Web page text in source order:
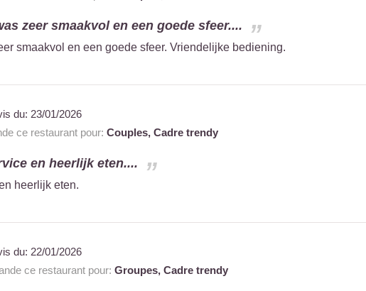
zeer smaakvol en een goede sfeer....
smaakvol en een goede sfeer. Vriendelijke bediening.
du: 23/01/2026
ce restaurant pour: Couples, Cadre trendy
en heerlijk eten....
heerlijk eten.
du: 22/01/2026
ce restaurant pour: Groupes, Cadre trendy